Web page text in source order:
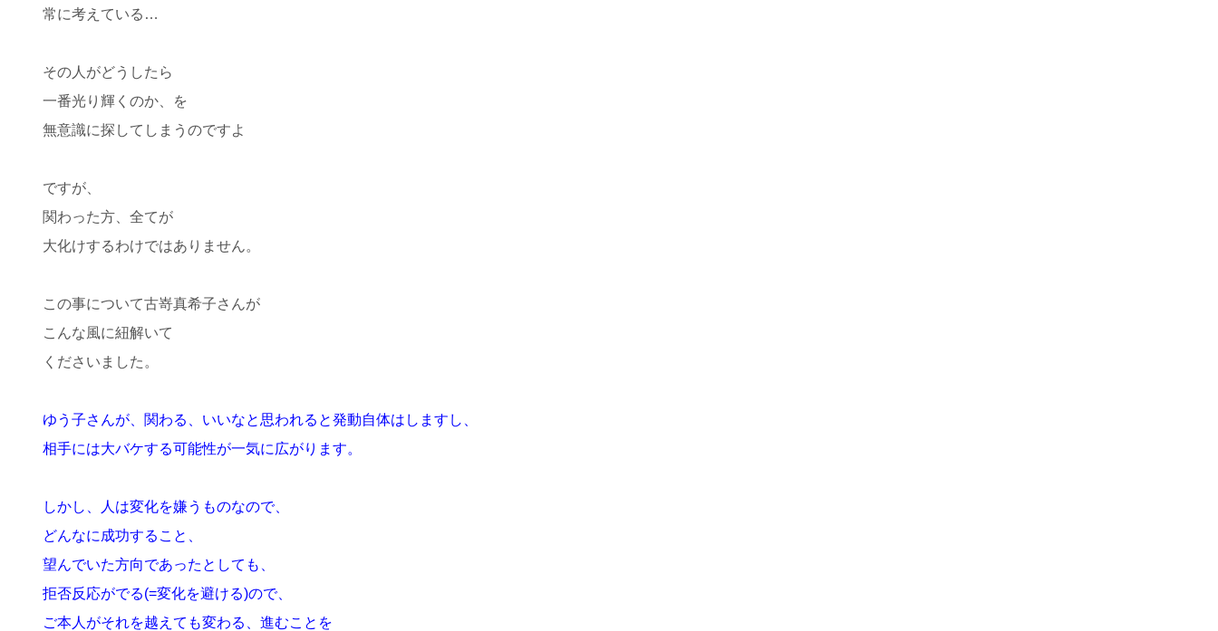
常に考えている…
その人がどうしたら
一番光り輝くのか、を
無意識に探してしまうのですよ
ですが、
関わった方、全てが
大化けするわけではありません。
この事について古嵜真希子さんが
こんな風に紐解いて
くださいました。
ゆう子さんが、関わる、いいなと思われると発動自体はしますし、
相手には大バケする可能性が一気に広がります。
しかし、人は変化を嫌うものなので、
どんなに成功すること、
望んでいた方向であったとしても、
拒否反応がでる(=変化を避ける)ので、
ご本人がそれを越えても変わる、進むことを